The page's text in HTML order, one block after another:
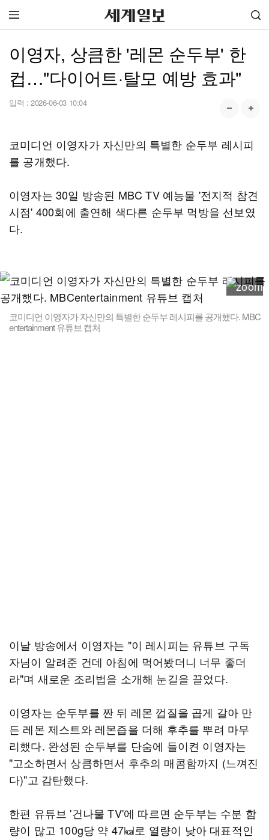
이영자, 상큼한 '레몬 순두부' 한
컵…"다이어트·탈모 예방 효과"
입력 : 2026-06-03 10:04
코미디언 이영자가 자신만의 특별한 순두부 레시피
를 공개했다.
이영자는 30일 방송된 MBC TV 예능물 '전지적 참견
시점' 400회에 출연해 색다른 순두부 먹방을 선보였
다.
코미디언 이영자가 자신만의 특별한 순두부 레시피를 공개했다. MBC
entertainment 유튜브 캡처
이날 방송에서 이영자는 "이 레시피는 유튜브 구독
자님이 알려준 건데 아침에 먹어봤더니 너무 좋더
라"며 새로운 조리법을 소개해 눈길을 끌었다.
이영자는 순두부를 짠 뒤 레몬 껍질을 곱게 갈아 만
든 레몬 제스트와 레몬즙을 더해 후추를 뿌려 마무
리했다. 완성된 순두부를 단숨에 들이켠 이영자는
"고소하면서 상큼하면서 후추의 매콤함까지 (느껴진
다)"고 감탄했다.
한편 유튜브 '건나물 TV'에 따르면 순두부는 수분 함
량이 많고 100g당 약 47㎉로 열량이 낮아 대표적인